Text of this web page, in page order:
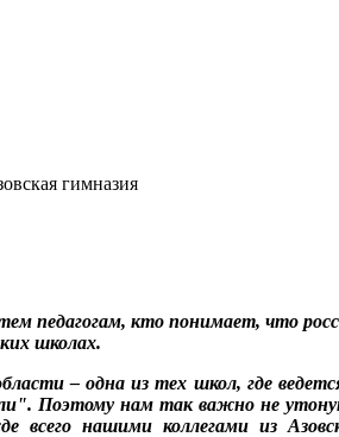
гимназия
педагогам, кто понимает, что
школах.
– одна из тех школ, где
Поэтому нам так важно не
нашими коллегами из